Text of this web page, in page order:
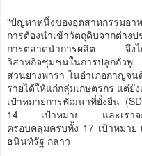
"ปัญหาหนึ่งของอุตสาหกรรมอ
การต้องนำเข้าวัตถุดิบจากต่าง
การตลาดนำการผลิต จึงได้
วิสาหกิจชุมชนในการปลูกถั่ว
สวนยางพารา ในอำเภอกาญจ
รายได้ให้แก่กลุ่มเกษตรกร แต่
เป้าหมายการพัฒนาที่ยั่งยืน
14 เป้าหมาย และเราจะพั
ครอบคลุมครบทั้ง 17 เป้าหมาย
ธนินท์รัฐ กล่าว